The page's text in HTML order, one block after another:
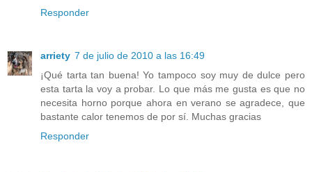
Responder
arriety 7 de julio de 2010 a las 16:49
¡Qué tarta tan buena! Yo tampoco soy muy de dulce pero
esta tarta la voy a probar. Lo que más me gusta es que no
necesita horno porque ahora en verano se agradece, que
bastante calor tenemos de por sí. Muchas gracias
Responder